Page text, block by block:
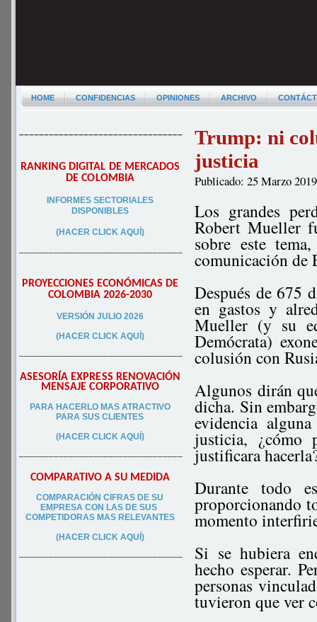
HOME CONFIDENCIAS OPINIONES ARCHIVO
–––––––––––––––––––––––––––––––––
RANKING DIGITAL DE MERCADOS
DE COLOMBIA
INFORMES SECTORIALES
DISPONIBLES
(HACER CLICK AQUÍ)
–––––––––––––––––––––––––––––––––
PROYECCIONES ECONÓMICAS DE
COLOMBIA 2026-2030
VERSIÓN JULIO 2026
(HACER CLICK AQUÍ)
–––––––––––––––––––––––––––––––––
ASESORÍA EXPRESS RENOVACIÓN
MENSAJE CORPORATIVO
PARA HACERLO MAS ATRACTIVO
PARA SUS CLIENTES
(HACER CLICK AQUÍ)
–––––––––––––––––––––––––––––––––
COMPARATIVO A SU MEDIDA
COMPARACIÓN CIFRAS DE SU
EMPRESA CON LAS DE SUS
COMPETIDORAS MAS RELEVANTES
(HACER CLICK AQUÍ)
–––––––––––––––––––––––––––––––––
Trump: ni
justicia
Publicado: 25 Marzo 2019
Los grandes
Robert Mueller
sobre este
comunicación de
Después de 675
en gastos y
Mueller (y su
Demócrata)
colusión con
Algunos dirán
dicha. Sin
evidencia
justicia,
justificara
Durante todo
proporcionando
momento
Si se hubiera
hecho esperar.
personas
tuvieron que ver